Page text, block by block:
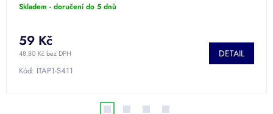
Skladem - doručení do 5 dnů
48,80 Kč bez DPH
59 Kč
DETAIL
Kód: ITAP1-S411